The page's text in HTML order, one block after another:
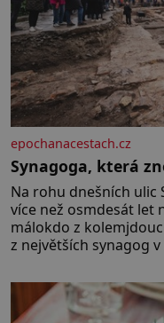
epochanacestach.cz
Synagoga, která
Na rohu dnešních ulic
více než osmdesát let
málokdo z
z největších synagog
a prosperující
synagoga byla